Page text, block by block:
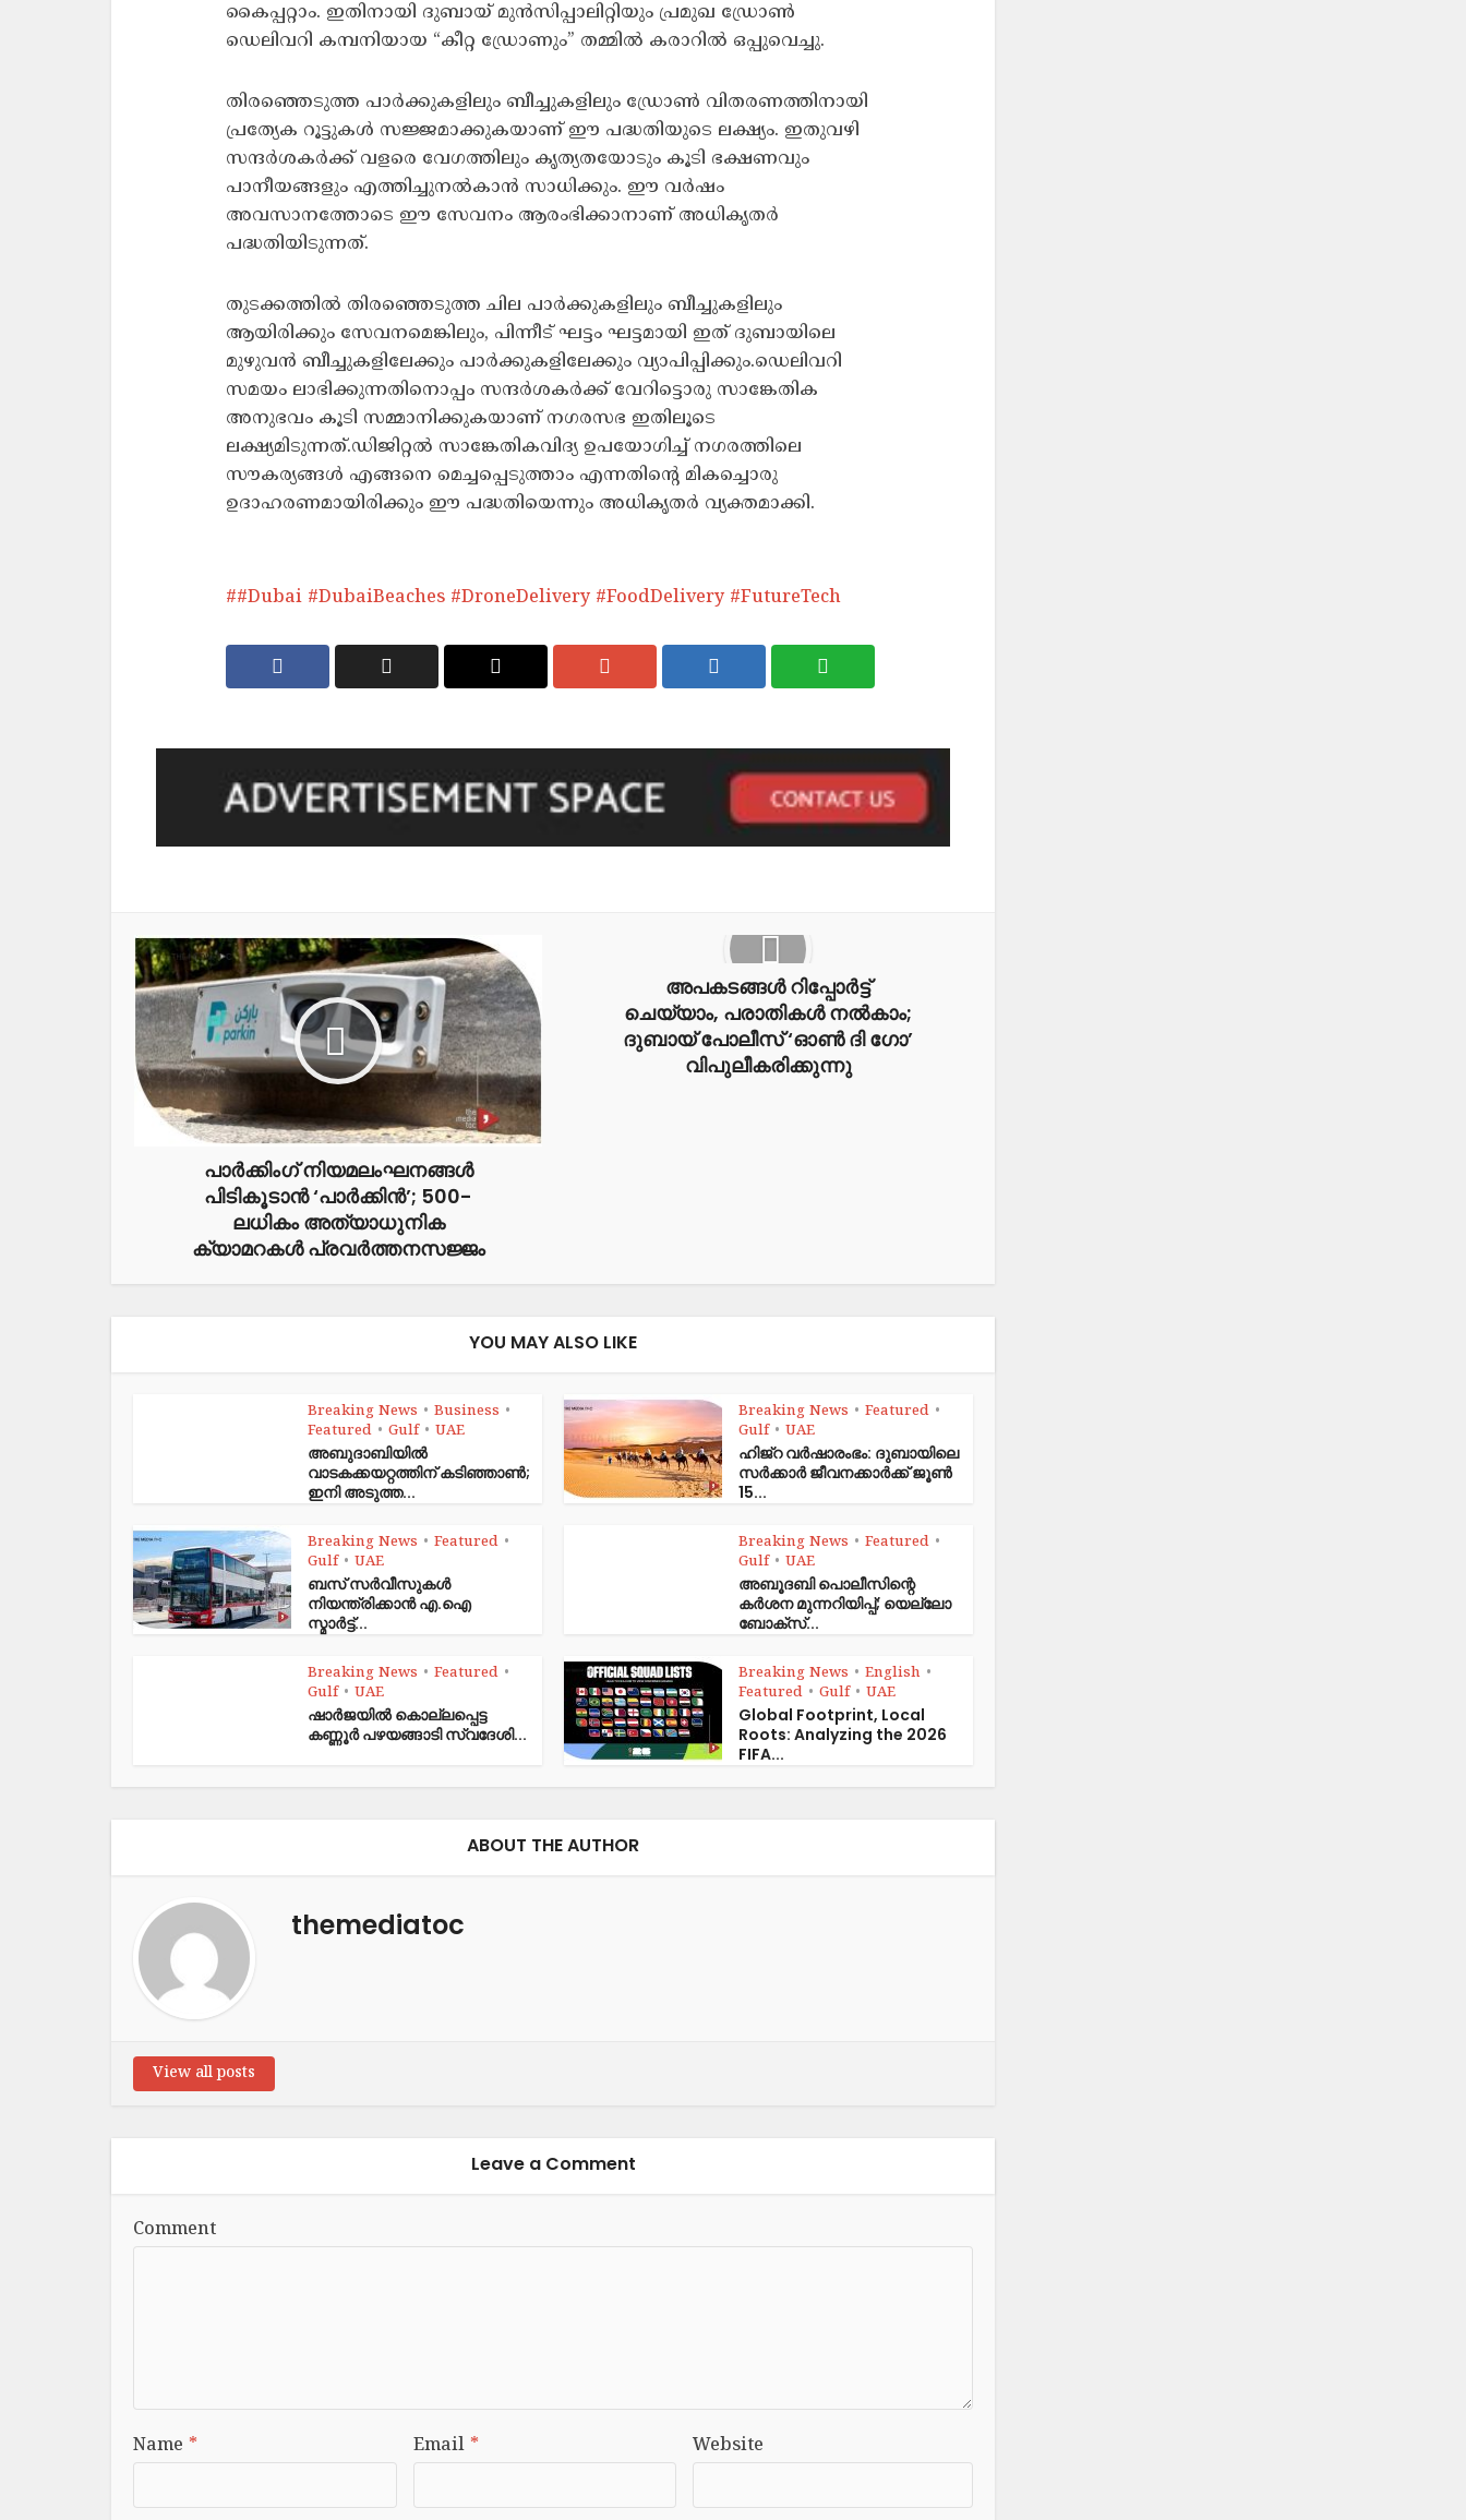
കൈപ്പറ്റാം. ഇതിനായി ദുബായ് മുൻസിപ്പാലിറ്റിയും പ്രമുഖ ഡ്രോൺ
ഡെലിവറി കമ്പനിയായ “കീറ്റ ഡ്രോണും” തമ്മിൽ കരാറിൽ ഒപ്പുവെച്ചു.
തിരഞ്ഞെടുത്ത പാർക്കുകളിലും ബീച്ചുകളിലും ഡ്രോൺ വിതരണത്തിനായി
പ്രത്യേക റൂട്ടുകൾ സജ്ജമാക്കുകയാണ് ഈ പദ്ധതിയുടെ ലക്ഷ്യം. ഇതുവഴി
സന്ദർശകർക്ക് വളരെ വേഗത്തിലും കൃത്യതയോടും കൂടി ഭക്ഷണവും
പാനീയങ്ങളും എത്തിച്ചുനൽകാൻ സാധിക്കും. ഈ വർഷം
അവസാനത്തോടെ ഈ സേവനം ആരംഭിക്കാനാണ് അധികൃതർ
പദ്ധതിയിടുന്നത്.
തുടക്കത്തിൽ തിരഞ്ഞെടുത്ത ചില പാർക്കുകളിലും ബീച്ചുകളിലും
ആയിരിക്കും സേവനമെങ്കിലും, പിന്നീട് ഘട്ടം ഘട്ടമായി ഇത് ദുബായിലെ
മുഴുവൻ ബീച്ചുകളിലേക്കും പാർക്കുകളിലേക്കും വ്യാപിപ്പിക്കും.ഡെലിവറി
സമയം ലാഭിക്കുന്നതിനൊപ്പം സന്ദർശകർക്ക് വേറിട്ടൊരു സാങ്കേതിക
അനുഭവം കൂടി സമ്മാനിക്കുകയാണ് നഗരസഭ ഇതിലൂടെ
ലക്ഷ്യമിടുന്നത്.ഡിജിറ്റൽ സാങ്കേതികവിദ്യ ഉപയോഗിച്ച് നഗരത്തിലെ
സൗകര്യങ്ങൾ എങ്ങനെ മെച്ചപ്പെടുത്താം എന്നതിന്റെ മികച്ചൊരു
ഉദാഹരണമായിരിക്കും ഈ പദ്ധതിയെന്നും അധികൃതർ വ്യക്തമാക്കി.
#Dubai #DubaiBeaches #DroneDelivery #FoodDelivery #FutureTech
പാർക്കിംഗ് നിയമലംഘനങ്ങൾ
പിടികൂടാൻ ‘പാർക്കിൻ’; 500-
ലധികം അത്യാധുനിക
ക്യാമറകൾ പ്രവർത്തനസജ്ജം
അപകടങ്ങൾ റിപ്പോർട്ട്
ചെയ്യാം, പരാതികൾ നൽകാം;
ദുബായ് പോലീസ് ‘ഓൺ ദി ഗോ’
വിപുലീകരിക്കുന്നു
YOU MAY ALSO LIKE
Breaking News • Business •
Featured • Gulf • UAE
അബുദാബിയിൽ
വാടകക്കയറ്റത്തിന് കടിഞ്ഞാൺ;
ഇനി അടുത്ത...
Breaking News • Featured •
Gulf • UAE
ഹിജ്‌റ വർഷാരംഭം: ദുബായിലെ
സർക്കാർ ജീവനക്കാർക്ക് ജൂൺ
15...
Breaking News • Featured •
Gulf • UAE
ബസ് സർവീസുകൾ
നിയന്ത്രിക്കാൻ എ.ഐ
സ്മാർട്ട്...
Breaking News • Featured •
Gulf • UAE
അബൂദബി പൊലീസിന്റെ
കർശന മുന്നറിയിപ്പ്; യെല്ലോ
ബോക്സ്...
Breaking News • Featured •
Gulf • UAE
ഷാര്‍ജയില്‍ കൊല്ലപ്പെട്ട
കണ്ണൂര്‍ പഴയങ്ങാടി സ്വദേശി...
Breaking News • English •
Featured • Gulf • UAE
Global Footprint, Local
Roots: Analyzing the 2026
FIFA...
ABOUT THE AUTHOR
themediatoc
View all posts
Leave a Comment
Comment
Name * Email * Website